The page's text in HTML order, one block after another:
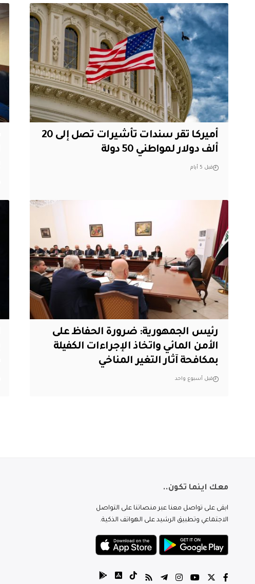
أميركا تقر سندات تأشيرات تصل إلى 20
ألف دولار لمواطني 50 دولة
قبل 5 أيام
رئيس الجمهورية: ضرورة الحفاظ على
الأمن المائي واتخاذ الإجراءات الكفيلة
بمكافحة آثار التغير المناخي
قبل أسبوع واحد
معك اينما تكون..
ابقى على تواصل معنا عبر منصاتنا على التواصل
الاجتماعي وتطبيق الرشيد على الهواتف الذكية.